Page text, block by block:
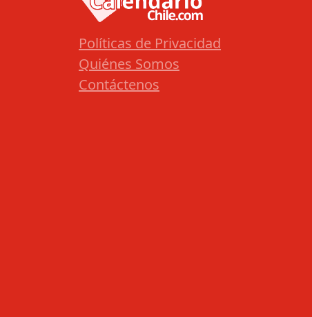
Políticas de Privacidad
Quiénes Somos
Contáctenos